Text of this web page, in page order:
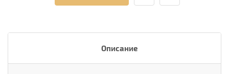
Описание